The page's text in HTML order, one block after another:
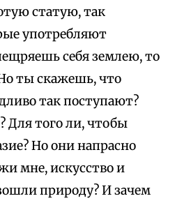
статую, так
употребляют
себя землею, то
ты скажешь, что
так поступают?
Для того ли, чтобы
Но они напрасно
мне, искусство и
природу? И зачем